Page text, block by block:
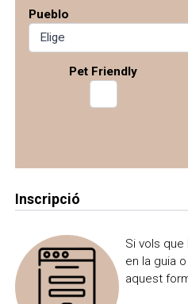
Me interesa
Pueblo
Pet Friendly
Inscripció
Si vols
en la guia
aquest